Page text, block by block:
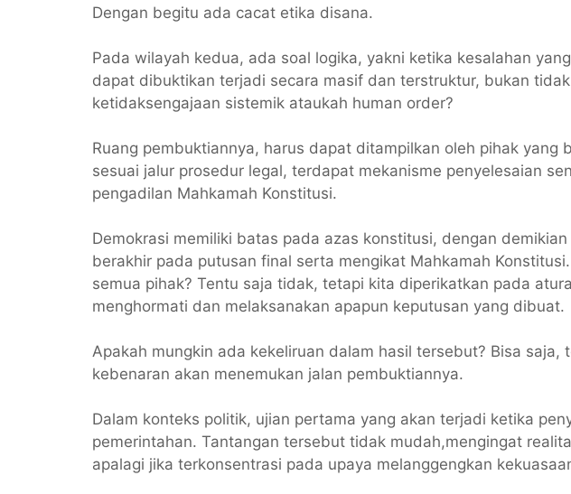
Dengan begitu ada cacat etika disana.
Pada wilayah kedua, ada soal logika, yakni ketika kesalahan
dapat dibuktikan terjadi secara masif dan terstruktur, bukan
ketidaksengajaan sistemik ataukah human order?
Ruang pembuktiannya, harus dapat ditampilkan oleh pihak yang
sesuai jalur prosedur legal, terdapat mekanisme penyelesaian
pengadilan Mahkamah Konstitusi.
Demokrasi memiliki batas pada azas konstitusi, dengan
berakhir pada putusan final serta mengikat Mahkamah
semua pihak? Tentu saja tidak, tetapi kita diperikatkan pada
menghormati dan melaksanakan apapun keputusan yang dibuat.
Apakah mungkin ada kekeliruan dalam hasil tersebut? Bisa saja,
kebenaran akan menemukan jalan pembuktiannya.
Dalam konteks politik, ujian pertama yang akan terjadi ketika
pemerintahan. Tantangan tersebut tidak mudah,mengingat
apalagi jika terkonsentrasi pada upaya melanggengkan